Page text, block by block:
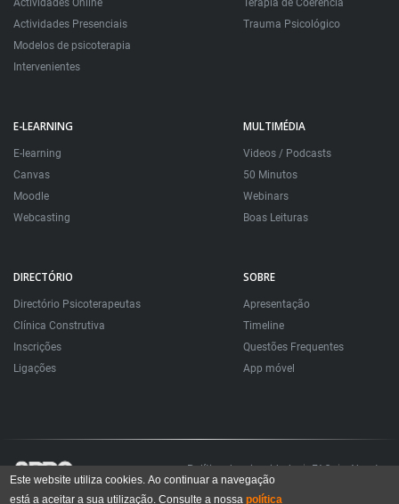
Actividades Online
Actividades Presenciais
Modelos de psicoterapia
Intervenientes
Terapia de Coerência
Trauma Psicológico
E-LEARNING
E-learning
Canvas
Moodle
Webcasting
MULTIMÉDIA
Videos / Podcasts
50 Minutos
Webinars
Boas Leituras
DIRECTÓRIO
Directório Psicoterapeutas
Clínica Construtiva
Inscrições
Ligações
SOBRE
Apresentação
Timeline
Questões Frequentes
App móvel
Política de privacidade FAQ About
Todos os direitos reservados. Sociedade Portuguesa de Psicoterapias Construtivistas
Este website utiliza cookies. Ao continuar a navegação
está a aceitar a sua utilização. Consulte a nossapolítica